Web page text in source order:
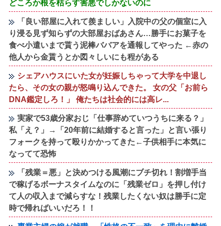
どころか根を枯らす害悪でしかないのに
「良い部屋に入れて羨ましい」入院中の父の個室に入
り浸る見ず知らずの大部屋おばあさん…勝手にお菓子を
食べ小遣いまで貰う泥棒ババアを通報してやった ←赤の
他人から金貰うとか図々しいにも程がある
シェアハウスにいた女が妊娠しちゃって大学を中退し
たら、その女の親が怒鳴り込んできた。 女の父「お前ら
DNA鑑定しろ！」 俺たちは社会的には高レ...
実家で53歳分家おじ「仕事辞めていつうちに来る？」
私「え？」→「20年前に結婚すると言った」と言い張り
フォークを持って殴りかかってきた←子供相手に本気に
なってて恐怖
「残業＝悪」と決めつける風潮にブチ切れ！割増手当
で稼げるボーナスタイムなのに「残業ゼロ」を押し付け
て人の収入まで減らすな！残業したくない奴は勝手に定
時で帰ればいいだろ！！